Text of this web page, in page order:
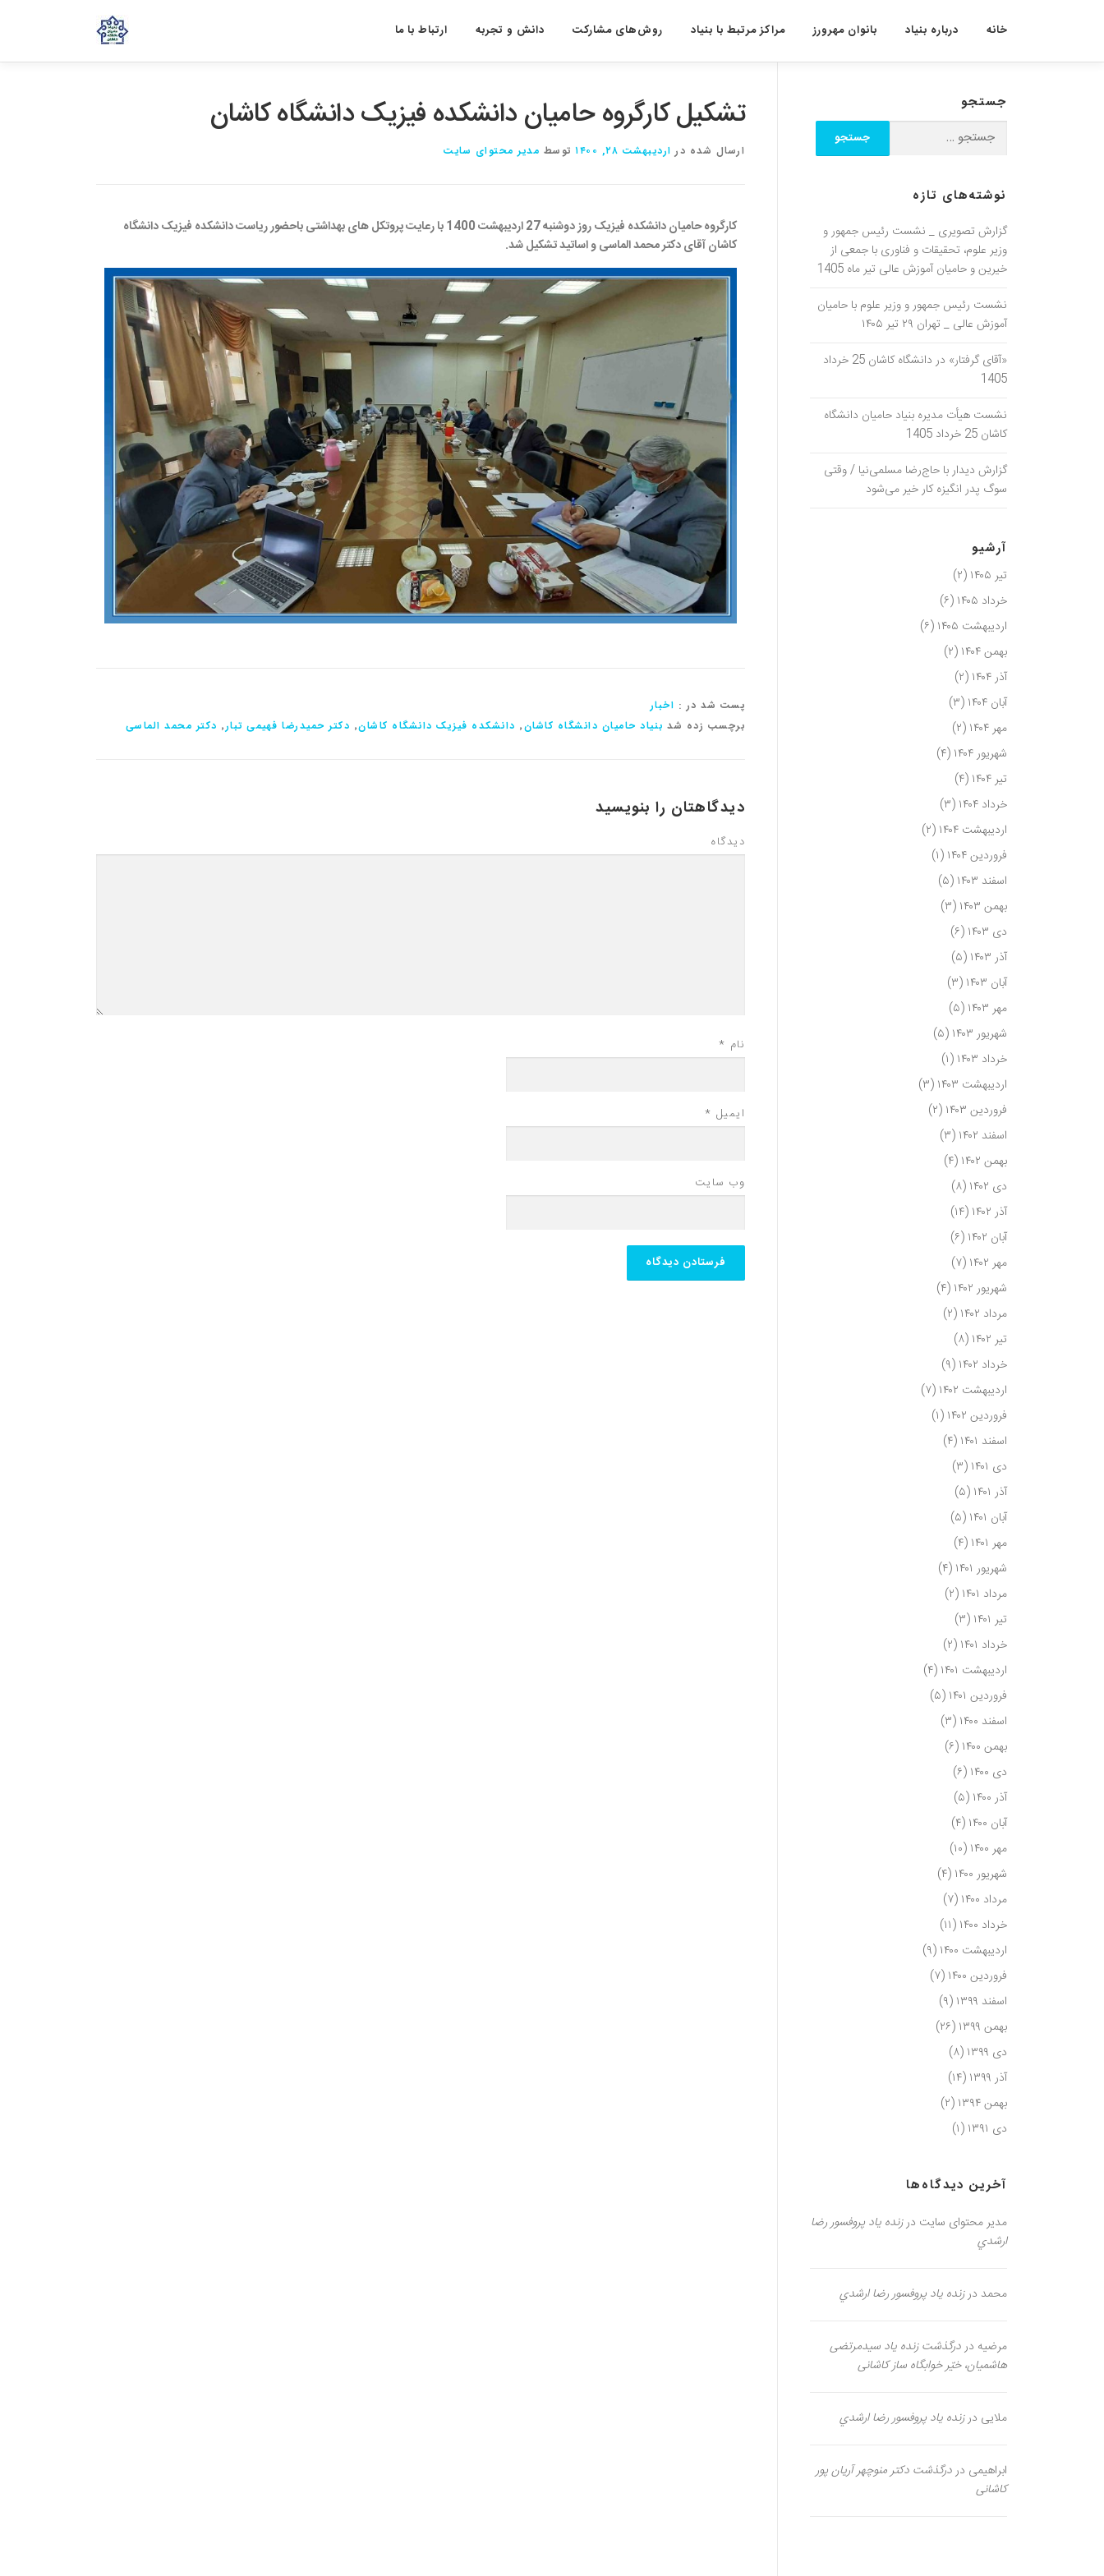
ارتباط با ما دانش و تجربه روش‌های مشارکت مراکز مرتبط با بنیاد بانوان مهرورز درباره بنیاد خانه
تشکیل کارگروه حامیان دانشکده فیزیک دانشگاه کاشان
ارسال شده در اردیبهشت ۲۸, ۱۴۰۰ توسط مدیر محتوای سایت
کارگروه حامیان دانشکده فیزیک روز دوشنبه 27 اردیبهشت 1400 با رعایت پروتکل های بهداشتی باحضور ریاست دانشکده فیزیک دانشگاه
کاشان آقای دکتر محمد الماسی و اساتید تشکیل شد.
پست شد در : اخبار
برچسب زده شد بنیاد حامیان دانشگاه کاشان٬ دانشکده فیزیک دانشگاه کاشان٬ دکتر حمیدرضا فهیمی تبار٬ دکتر محمد الماسی
دیدگاهتان را بنویسید
دیدگاه
نام *
ایمیل *
وب‌ سایت
جستجو
نوشته‌های تازه
گزارش تصویری _ نشست رئیس جمهور و
وزیر علوم، تحقیقات و فناوری با جمعی از
خیرین و حامیان آموزش عالی تیر ماه 1405
نشست رئیس جمهور و وزیر علوم با حامیان
آموزش عالی _ تهران ۲۹ تیر ۱۴۰۵
«آقای گرفتار» در دانشگاه کاشان 25 خرداد
1405
نشست هیأت مدیره بنیاد حامیان دانشگاه
کاشان 25 خرداد 1405
گزارش دیدار با حاج‌رضا مسلمی‌نیا / وقتی
سوگ پدر انگیزه کار خیر می‌شود
آرشیو
تیر ۱۴۰۵
(۲)
خرداد ۱۴۰۵
(۶)
اردیبهشت ۱۴۰۵
(۶)
بهمن ۱۴۰۴
(۲)
آذر ۱۴۰۴
(۲)
آبان ۱۴۰۴
(۳)
مهر ۱۴۰۴
(۲)
شهریور ۱۴۰۴
(۴)
تیر ۱۴۰۴
(۴)
خرداد ۱۴۰۴
(۳)
اردیبهشت ۱۴۰۴
(۲)
فروردین ۱۴۰۴
(۱)
اسفند ۱۴۰۳
(۵)
بهمن ۱۴۰۳
(۳)
دی ۱۴۰۳
(۶)
آذر ۱۴۰۳
(۵)
آبان ۱۴۰۳
(۳)
مهر ۱۴۰۳
(۵)
شهریور ۱۴۰۳
(۵)
خرداد ۱۴۰۳
(۱)
اردیبهشت ۱۴۰۳
(۳)
فروردین ۱۴۰۳
(۲)
اسفند ۱۴۰۲
(۳)
بهمن ۱۴۰۲
(۴)
دی ۱۴۰۲
(۸)
آذر ۱۴۰۲
(۱۴)
آبان ۱۴۰۲
(۶)
مهر ۱۴۰۲
(۷)
شهریور ۱۴۰۲
(۴)
مرداد ۱۴۰۲
(۲)
تیر ۱۴۰۲
(۸)
خرداد ۱۴۰۲
(۹)
اردیبهشت ۱۴۰۲
(۷)
فروردین ۱۴۰۲
(۱)
اسفند ۱۴۰۱
(۴)
دی ۱۴۰۱
(۳)
آذر ۱۴۰۱
(۵)
آبان ۱۴۰۱
(۵)
مهر ۱۴۰۱
(۴)
شهریور ۱۴۰۱
(۴)
مرداد ۱۴۰۱
(۲)
تیر ۱۴۰۱
(۳)
خرداد ۱۴۰۱
(۲)
اردیبهشت ۱۴۰۱
(۴)
فروردین ۱۴۰۱
(۵)
اسفند ۱۴۰۰
(۳)
بهمن ۱۴۰۰
(۶)
دی ۱۴۰۰
(۶)
آذر ۱۴۰۰
(۵)
آبان ۱۴۰۰
(۴)
مهر ۱۴۰۰
(۱۰)
شهریور ۱۴۰۰
(۴)
مرداد ۱۴۰۰
(۷)
خرداد ۱۴۰۰
(۱۱)
اردیبهشت ۱۴۰۰
(۹)
فروردین ۱۴۰۰
(۷)
اسفند ۱۳۹۹
(۹)
بهمن ۱۳۹۹
(۲۶)
دی ۱۳۹۹
(۸)
آذر ۱۳۹۹
(۱۴)
بهمن ۱۳۹۴
(۲)
دی ۱۳۹۱
(۱)
آخرین دیدگاه‌ها
مدیر محتوای سایت درزنده یاد پروفسور رضا
ارشدي
محمد درزنده یاد پروفسور رضا ارشدي
مرضیه دردرگذشت زنده یاد سیدمرتضی
هاشمیان، خیّر خوابگاه ساز کاشانی
ملایی درزنده یاد پروفسور رضا ارشدي
ابراهیمی دردرگذشت دکتر منوچهر آریان پور
کاشانی